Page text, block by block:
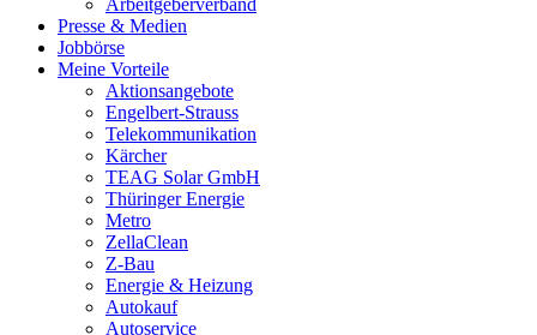
Arbeitgeberverband
Presse & Medien
Jobbörse
Meine Vorteile
Aktionsangebote
Engelbert-Strauss
Telekommunikation
Kärcher
TEAG Solar GmbH
Thüringer Energie
Metro
ZellaClean
Z-Bau
Energie & Heizung
Autokauf
Autoservice